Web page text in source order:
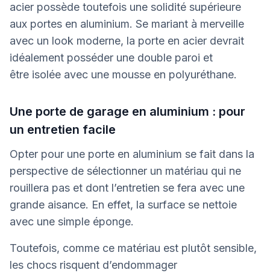
acier possède toutefois une solidité supérieure
aux portes en aluminium. Se mariant à merveille
avec un look moderne, la porte en acier devrait
idéalement posséder une double paroi et
être isolée avec une mousse en polyuréthane.
Une porte de garage en aluminium : pour
un entretien facile
Opter pour une porte en aluminium se fait dans la
perspective de sélectionner un matériau qui ne
rouillera pas et dont l’entretien se fera avec une
grande aisance. En effet, la surface se nettoie
avec une simple éponge.
Toutefois, comme ce matériau est plutôt sensible,
les chocs risquent d’endommager